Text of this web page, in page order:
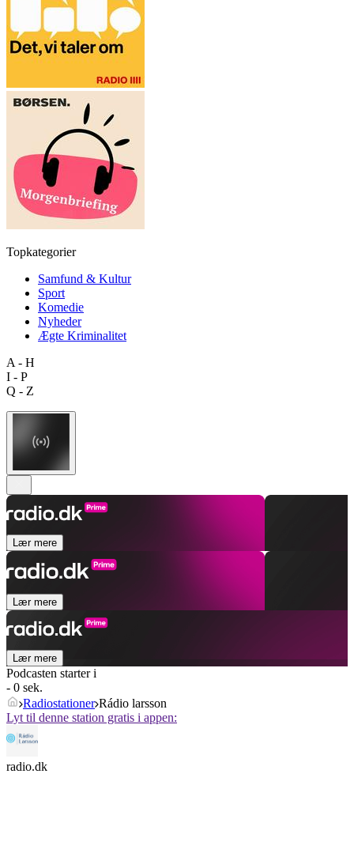
Topkategorier
Samfund & Kultur
Sport
Komedie
Nyheder
Ægte Kriminalitet
A - H
I - P
Q - Z
Lær mere
Lær mere
Lær mere
Podcasten starter i
- 0 sek.
Radiostationer Rádio larsson
Lyt til denne station gratis i appen:
radio.dk